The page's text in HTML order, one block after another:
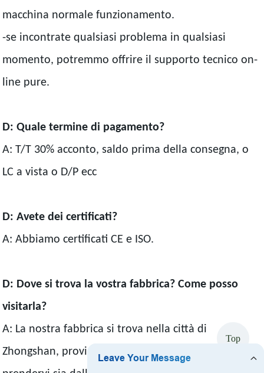
macchina normale funzionamento.
-se incontrate qualsiasi problema in qualsiasi
momento, potremmo offrire il supporto tecnico on-
line pure.
D: Quale termine di pagamento?
A: T/T 30% acconto, saldo prima della consegna, o
LC a vista o D/P ecc
D: Avete dei certificati?
A: Abbiamo certificati CE e ISO.
D: Dove si trova la vostra fabbrica? Come posso
visitarla?
A: La nostra fabbrica si trova nella città di
Zhongshan, provincia di Guangdong. Possiamo
Top